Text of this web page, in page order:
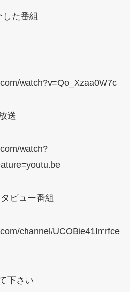
た番組
watch?v=Qo_Xzaa0W7c
送
watch?
ビュー番組
channel/UCOBie41Imrfce
下さい